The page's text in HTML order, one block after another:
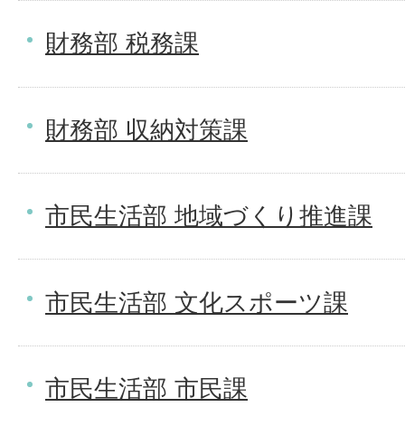
財務部 税務課
財務部 収納対策課
市民生活部 地域づくり推進課
市民生活部 文化スポーツ課
市民生活部 市民課